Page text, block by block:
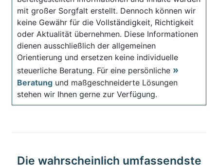
mit großer Sorgfalt erstellt. Dennoch können wir
keine Gewähr für die Vollständigkeit, Richtigkeit
oder Aktualität übernehmen. Diese Informationen
dienen ausschließlich der allgemeinen
Orientierung und ersetzen keine individuelle
steuerliche Beratung. Für eine persönliche
Beratung und maßgeschneiderte Lösungen
stehen wir Ihnen gerne zur Verfügung.
Die wahrscheinlich umfassendste